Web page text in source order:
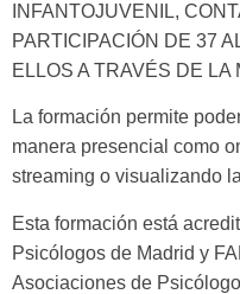
INFANTOJUVENIL,
PARTICIPACIÓN DE 37
ELLOS A TRAVÉS DE LA
La formación permite
manera presencial como
streaming o visualizando
Esta formación está
Psicólogos de Madrid y
Asociaciones de